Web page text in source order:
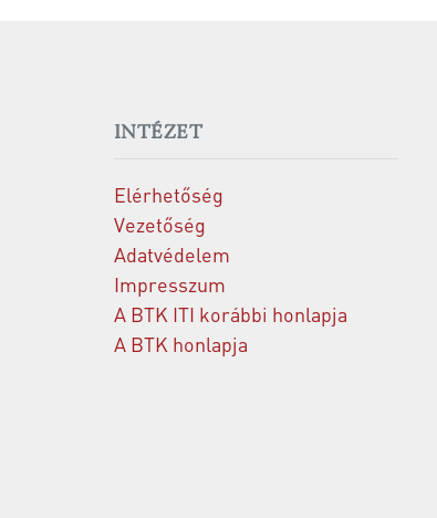
INTÉZET
Elérhetőség
Vezetőség
Adatvédelem
Impresszum
A BTK ITI korábbi honlapja
A BTK honlapja